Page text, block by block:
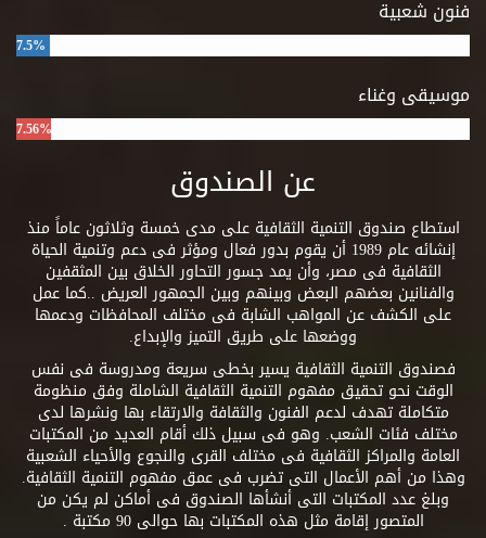
فنون شعبية
7.5%
موسيقى وغناء
7.56%
عن الصندوق
استطاع صندوق التنمية الثقافية على مدى خمسة وثلاثون عاماً منذ
إنشائه عام 1989 أن يقوم بدور فعال ومؤثر فى دعم وتنمية الحياة
الثقافية فى مصر، وأن يمد جسور التحاور الخلاق بين المثقفين
والفنانين بعضهم البعض وبينهم وبين الجمهور العريض ..كما عمل
على الكشف عن المواهب الشابة فى مختلف المحافظات ودعمها
ووضعها على طريق التميز والإبداع.
فصندوق التنمية الثقافية يسير بخطى سريعة ومدروسة فى نفس
الوقت نحو تحقيق مفهوم التنمية الثقافية الشاملة وفق منظومة
متكاملة تهدف لدعم الفنون والثقافة والارتقاء بها ونشرها لدى
مختلف فئات الشعب. وهو فى سبيل ذلك أقام العديد من المكتبات
العامة والمراكز الثقافية فى مختلف القرى والنجوع والأحياء الشعبية
وهذا من أهم الأعمال التى تضرب فى عمق مفهوم التنمية الثقافية.
وبلغ عدد المكتبات التى أنشأها الصندوق فى أماكن لم يكن من
المتصور إقامة مثل هذه المكتبات بها حوالى 90 مكتبة .